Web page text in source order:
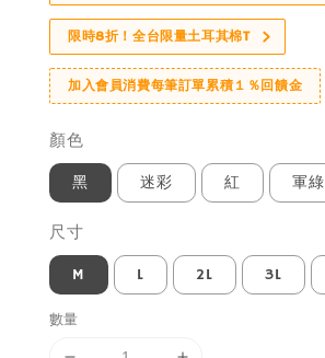
限時8折！全台限量土耳其棉T
加入會員消費每筆訂單累積１％回饋金
顏色
黑 迷彩 紅 軍綠
尺寸
M L 2L 3L
數量